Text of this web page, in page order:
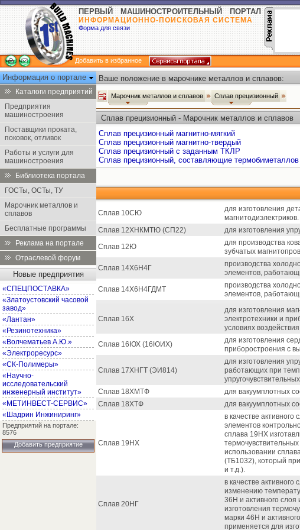
ПЕРВЫЙ МАШИНОСТРОИТЕЛЬНЫЙ ПОРТАЛ
ИНФОРМАЦИОННО-ПОИСКОВАЯ СИСТЕМА
Форма для связи
Добавить в избранное
Информация о портале
Каталоги предприятий
Предприятия
машиностроения
Поставщики проката,
поковок, отливок
Работы и услуги для
машиностроения
Библиотека портала
ГОСТы, ОСТы, ТУ
Марочник металлов и
сплавов
Бесплатные программы
Реклама на портале
Отраслевой форум
Новые предприятия
«СПЕЦПОСТАВКА»
«Златоустовский часовой
завод»
«Лантан»
«Резинотехника»
«Волчематьев А.Ю.»
«Электроресурс»
«СК-Полимеры»
«Научно-
исследовательский
инженерный институт»
«МЕТИНВЕСТ-СЕРВИС»
«Шадрин Инжиниринг»
Предприятий на портале:
8576
Добавить предприятие
Ваше положение в марочнике металлов и сплавов:
Марочник металлов и сплавов Сплав прецизионный
Сплав прецизионный - Марочник металлов и сплавов
Сплав прецизионный магнитно-мягкий
Сплав прецизионный магнитно-твердый
Сплав прецизионный с заданным ТКЛР
Сплав прецизионный, составляющие термобиметаллов
Сплав 10СЮ
для изготовления
магнитодиэлектриков.
Сплав 12ХНКМТЮ (СП22)
для изготовления
Сплав 12Ю
для производства
зубчатых
Сплав 14Х6Н4Г
производства
элементов,
Сплав 14Х6Н4ГДМТ
производства
элементов,
Сплав 16Х
для изготовления
электротехники и
условиях
Сплав 16ЮХ (16ЮИХ)
для изготовления
приборостроения с
Сплав 17ХНГТ (ЭИ814)
для изготовления
работающих при
Сплав 18ХМТФ
для вакуумплотных
Сплав 18ХТФ
для вакуумплотных
Сплав 19НХ
в качестве
элементов
сплава 19НХ
использовании
(ТБ1032), который
и т.д.).
Сплав 20НГ
в качестве
изменению
36Н и активного
изготовления
марки 46Н и
применяется для